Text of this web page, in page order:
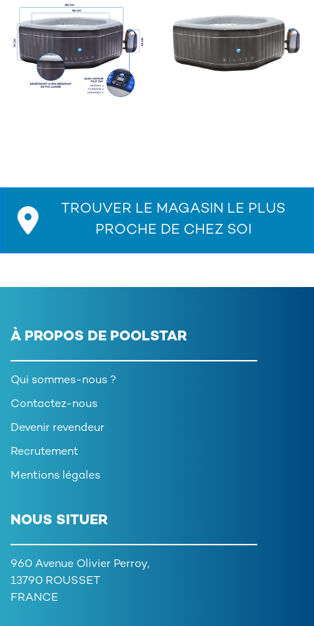
TROUVER LE MAGASIN LE PLUS
PROCHE DE CHEZ SOI
À PROPOS DE POOLSTAR
Qui sommes-nous ?
Contactez-nous
Devenir revendeur
Recrutement
Mentions légales
NOUS SITUER
960 Avenue Olivier Perroy,
13790 ROUSSET
FRANCE